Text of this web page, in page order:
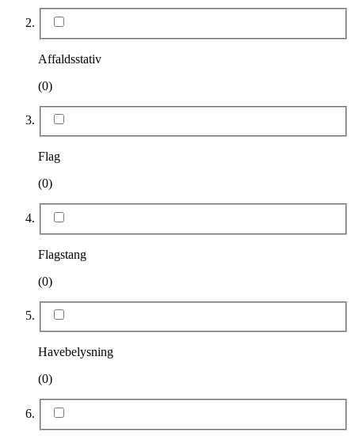
Affaldsstativ
(0)
Flag
(0)
Flagstang
(0)
Havebelysning
(0)